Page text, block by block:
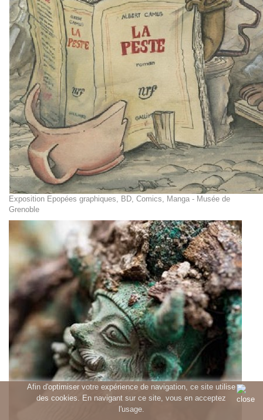
Afin d'optimiser votre expérience de navigation, ce site utilise
des cookies. En navigant sur ce site, vous en acceptez
l'usage.
Exposition Epopées graphiques, BD, Comics, Manga - Musée de
Grenoble